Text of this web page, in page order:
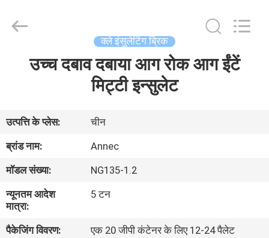
हमारे
बारे
कारखाने
Industrial
क्ले इंसुलेटिंग ब्रिक
उच्च दबाव दबाया आग रोक आग ईंटें
मिट्टी इन्सुलेट
उत्पत्ति के प्लेस:
चीन
ब्रांड नाम:
Annec
मॉडल संख्या:
NG135-1.2
न्यूनतम आदेश
मात्रा:
5 टन
पैकेजिंग विवरण:
एक 20 जीपी कंटेनर के लिए 12-24 पैलेट